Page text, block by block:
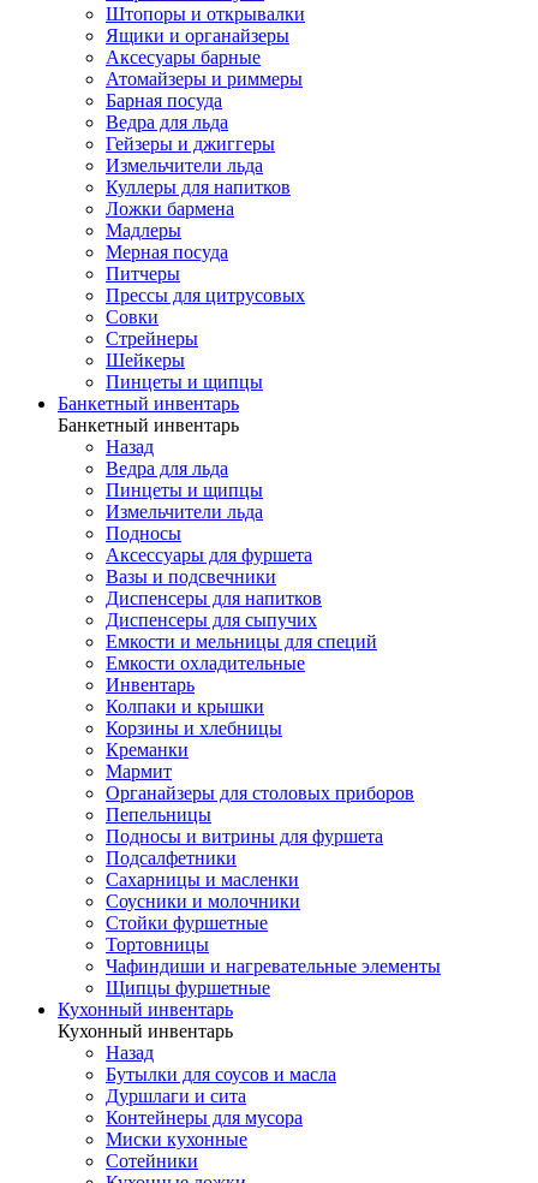
Штопоры и открывалки
Ящики и органайзеры
Аксесуары барные
Атомайзеры и риммеры
Барная посуда
Ведра для льда
Гейзеры и джиггеры
Измельчители льда
Куллеры для напитков
Ложки бармена
Мадлеры
Мерная посуда
Питчеры
Прессы для цитрусовых
Совки
Стрейнеры
Шейкеры
Пинцеты и щипцы
Банкетный инвентарь
Банкетный инвентарь
Назад
Ведра для льда
Пинцеты и щипцы
Измельчители льда
Подносы
Аксессуары для фуршета
Вазы и подсвечники
Диспенсеры для напитков
Диспенсеры для сыпучих
Емкости и мельницы для специй
Емкости охладительные
Инвентарь
Колпаки и крышки
Корзины и хлебницы
Креманки
Мармит
Органайзеры для столовых приборов
Пепельницы
Подносы и витрины для фуршета
Подсалфетники
Сахарницы и масленки
Соусники и молочники
Стойки фуршетные
Тортовницы
Чафиндиши и нагревательные элементы
Щипцы фуршетные
Кухонный инвентарь
Кухонный инвентарь
Назад
Бутылки для соусов и масла
Дуршлаги и сита
Контейнеры для мусора
Миски кухонные
Сотейники